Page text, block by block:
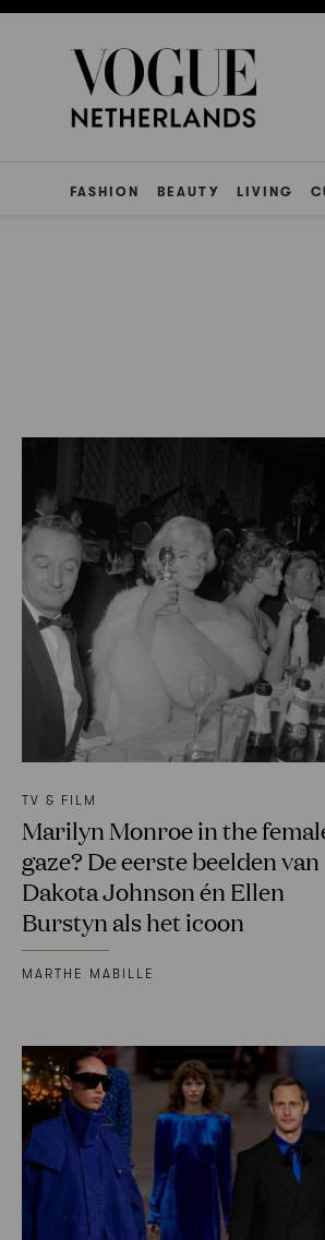
FASHION BEAUTY LIVING
TV & FILM
Marilyn Monroe in the
gaze? De eerste beelden van
Dakota Johnson én Ellen
Burstyn als het icoon
MARTHE MABILLE